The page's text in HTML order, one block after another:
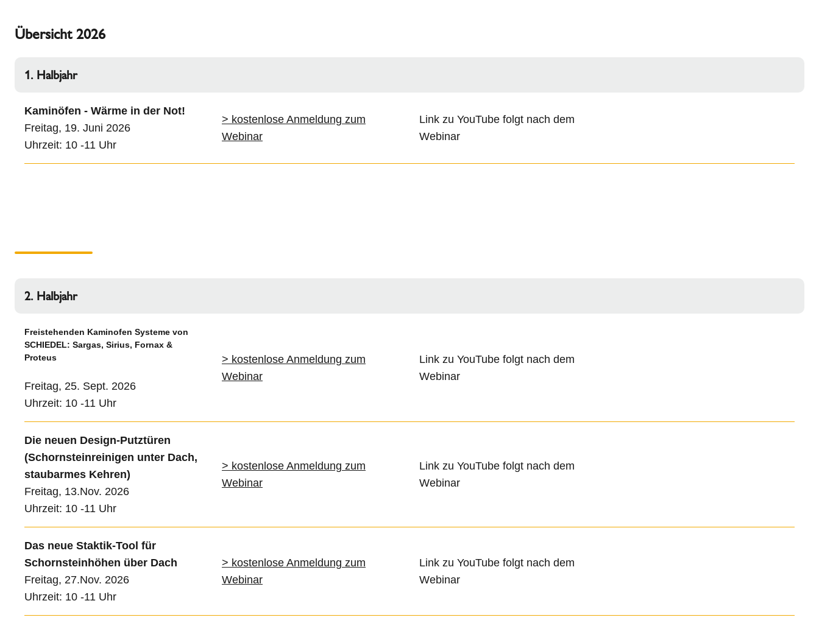
Übersicht 2026
1. Halbjahr
Kaminöfen - Wärme in der Not!
Freitag, 19. Juni 2026
Uhrzeit: 10 -11 Uhr
> kostenlose Anmeldung zum
Webinar
Link zu YouTube folgt nach dem
Webinar
2. Halbjahr
Freistehenden Kaminofen Systeme von
SCHIEDEL: Sargas, Sirius, Fornax &
Proteus
Freitag, 25. Sept. 2026
Uhrzeit: 10 -11 Uhr
> kostenlose Anmeldung zum
Webinar
Link zu YouTube folgt nach dem
Webinar
Die neuen Design-Putztüren
(Schornsteinreinigen unter Dach,
staubarmes Kehren)
Freitag, 13.Nov. 2026
Uhrzeit: 10 -11 Uhr
> kostenlose Anmeldung zum
Webinar
Link zu YouTube folgt nach dem
Webinar
Das neue Staktik-Tool für
Schornsteinhöhen über Dach
Freitag, 27.Nov. 2026
Uhrzeit: 10 -11 Uhr
> kostenlose Anmeldung zum
Webinar
Link zu YouTube folgt nach dem
Webinar